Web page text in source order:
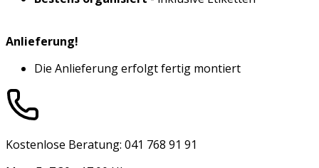
Anlieferung!
Die Anlieferung erfolgt fertig montiert
Kostenlose Beratung: 041 768 91 91